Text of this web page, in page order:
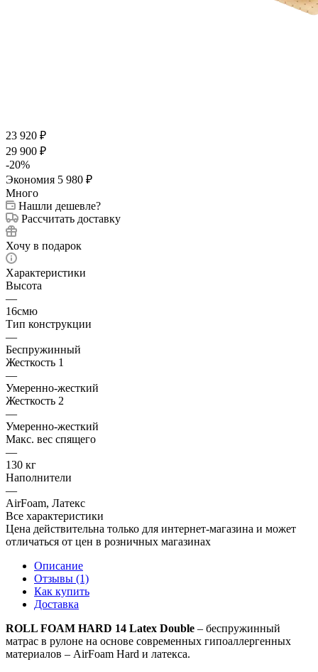
23 920 ₽
29 900 ₽
-20%
Экономия 5 980 ₽
Много
Нашли дешевле?
Рассчитать доставку
Хочу в подарок
Характеристики
Высота
—
16смю
Тип конструкции
—
Беспружинный
Жесткость 1
—
Умеренно-жесткий
Жесткость 2
—
Умеренно-жесткий
Макс. вес спящего
—
130 кг
Наполнители
—
AirFoam, Латекс
Все характеристики
Цена действительна только для интернет-магазина и может
отличаться от цен в розничных магазинах
Описание
Отзывы (1)
Как купить
Доставка
ROLL FOAM HARD 14 Latex Double – беспружинный
матрас в рулоне на основе современных гипоаллергенных
материалов – AirFoam Hard и латекса.